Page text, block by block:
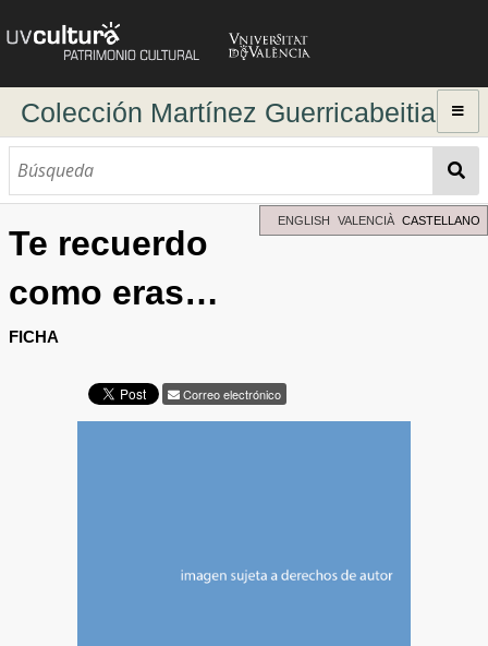
Colección Martínez Guerricabeitia
Explorar
Búsqueda avanzada
Directorio de autores
ENGLISH VALENCIÀ CASTELLANO
Te recuerdo
como eras…
FICHA
Correo electrónico